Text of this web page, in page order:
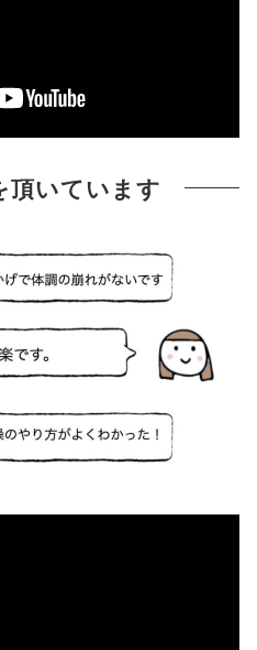
頂いています